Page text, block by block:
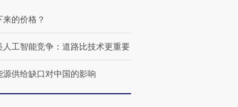
【特别呈现】寻找100种
有意思的生活方式·第三对
【商旅对话】华住集团
CFO：不靠规模取胜，华
住三大增长引擎是什么？
来的价格？
人工智能竞争：道路比技术更重要
源供给缺口对中国的影响